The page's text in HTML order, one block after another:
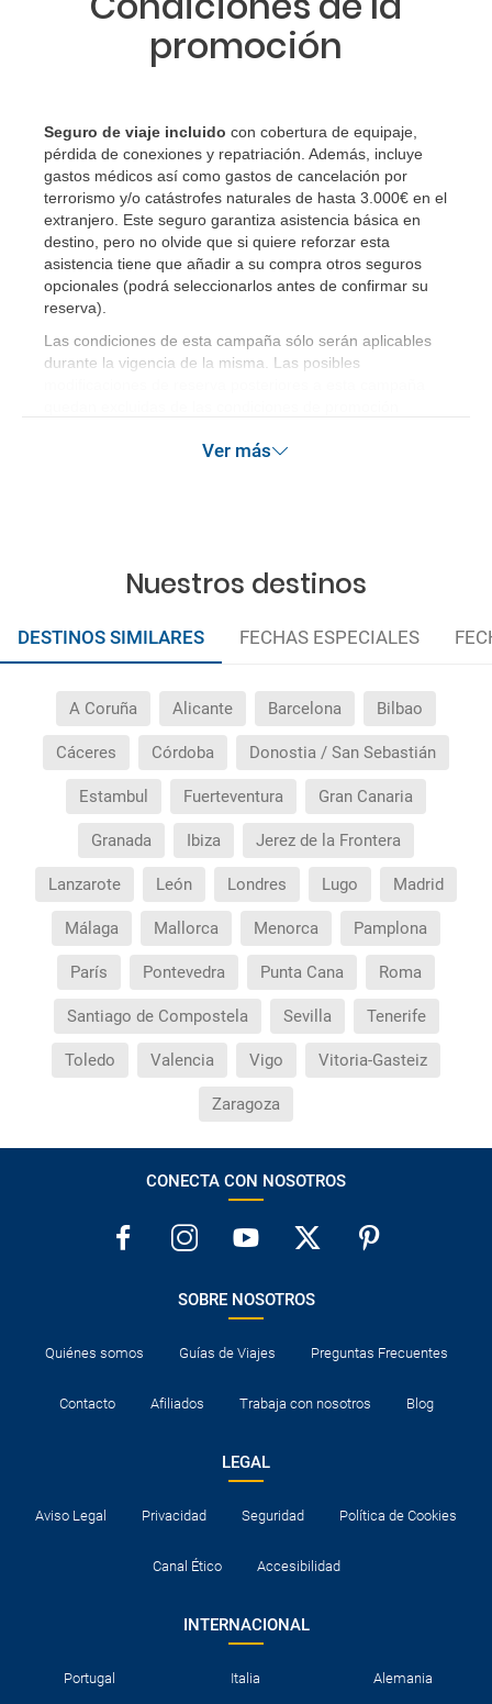
promoción
Seguro de viaje incluido con cobertura de equipaje,
pérdida de conexiones y repatriación. Además, incluye
gastos médicos así como gastos de cancelación por
terrorismo y/o catástrofes naturales de hasta 3.000€ en el
extranjero. Este seguro garantiza asistencia básica en
destino, pero no olvide que si quiere reforzar esta
asistencia tiene que añadir a su compra otros seguros
opcionales (podrá seleccionarlos antes de confirmar su
reserva)
Las condiciones de esta campaña sólo serán aplicables
durante la vigencia de la misma. Las posibles
Ver más
Nuestros destinos
DESTINOS SIMILARES FECHAS ESPECIALES
A Coruña Alicante Barcelona Bilbao
Cáceres Córdoba Donostia / San Sebastián
Estambul Fuerteventura Gran Canaria
Granada Ibiza Jerez de la Frontera
Lanzarote León Londres Lugo Madrid
Málaga Mallorca Menorca Pamplona
París Pontevedra Punta Cana Roma
Santiago de Compostela Sevilla Tenerife
Toledo Valencia Vigo Vitoria-Gasteiz
Zaragoza
CONECTA CON NOSOTROS
SOBRE NOSOTROS
Quiénes somos Guías de Viajes Preguntas Frecuentes
Contacto Afiliados Trabaja con nosotros Blog
LEGAL
Aviso Legal Privacidad Seguridad Política de Cookies
Canal Ético Accesibilidad
INTERNACIONAL
Portugal Italia Alemania